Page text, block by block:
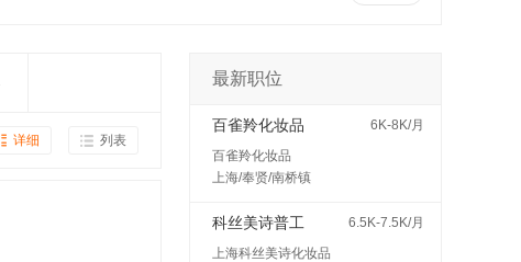
详细 列表
最新职位
百雀羚化妆品
6K-8K/月
百雀羚化妆品
上海/奉贤/南桥镇
科丝美诗普工
6.5K-7.5K/月
上海科丝美诗化妆品